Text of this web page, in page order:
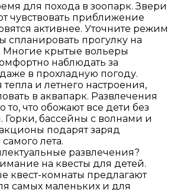
для похода в зоопарк. Звери
чувствовать приближение
активнее. Уточните режим
спланировать прогулку на
крытые вольеры
наблюдать за
в прохладную погоду.
тепла и летнего настроения,
в аквапарк. Развлечения
то, что обожают все дети без
Горки, бассейны с волнами и
подарят заряд
лета.
развлечения?
на квесты для детей.
квест-комнаты предлагают
самых маленьких и для